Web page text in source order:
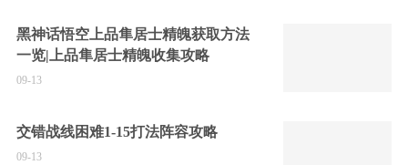
黑神话悟空上品隼居士精魄获取方法
一览|上品隼居士精魄收集攻略
09-13
交错战线困难1-15打法阵容攻略
09-13